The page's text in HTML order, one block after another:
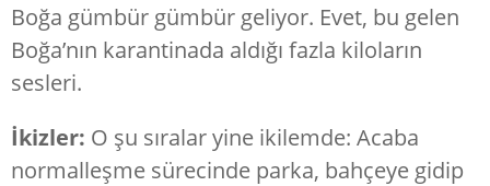
Boğa gümbür gümbür geliyor. Evet, bu gelen
Boğa’nın karantinada aldığı fazla kiloların
sesleri.
İkizler: O şu sıralar yine ikilemde: Acaba
normalleşme sürecinde parka, bahçeye gidip